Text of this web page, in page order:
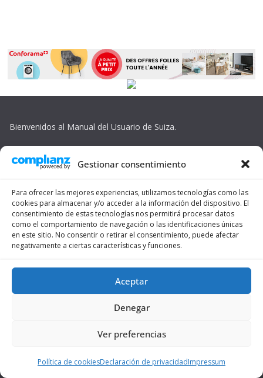
Gestionar consentimiento
Para ofrecer las mejores experiencias, utilizamos tecnologías como las
cookies para almacenar y/o acceder a la información del dispositivo. El
consentimiento de estas tecnologías nos permitirá procesar datos
como el comportamiento de navegación o las identificaciones únicas
en este sitio. No consentir o retirar el consentimiento, puede afectar
negativamente a ciertas características y funciones.
Aceptar
Denegar
Ver preferencias
Política de cookiesDeclaración de privacidadImpressum
Bienvenidos al Manual del Usuario de Suiza.
Cómo redactar un CV y una carta de motivación en Suiza: la